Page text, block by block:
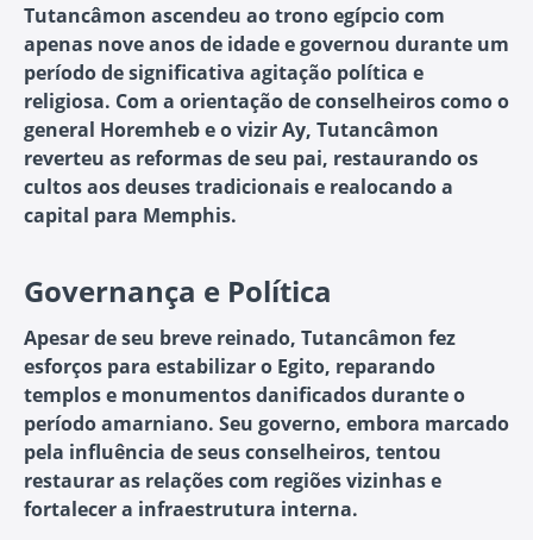
Tutancâmon ascendeu ao trono egípcio com
apenas nove anos de idade e governou durante um
período de significativa agitação política e
religiosa. Com a orientação de conselheiros como o
general Horemheb e o vizir Ay, Tutancâmon
reverteu as reformas de seu pai, restaurando os
cultos aos deuses tradicionais e realocando a
capital para Memphis.
Governança e Política
Apesar de seu breve reinado, Tutancâmon fez
esforços para estabilizar o Egito, reparando
templos e monumentos danificados durante o
período amarniano. Seu governo, embora marcado
pela influência de seus conselheiros, tentou
restaurar as relações com regiões vizinhas e
fortalecer a infraestrutura interna.